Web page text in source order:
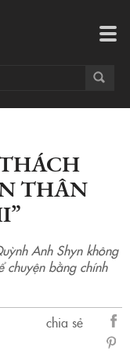
THÂN
Anh Shyn không
chuyện bằng chính
chia sẻ
sẻ